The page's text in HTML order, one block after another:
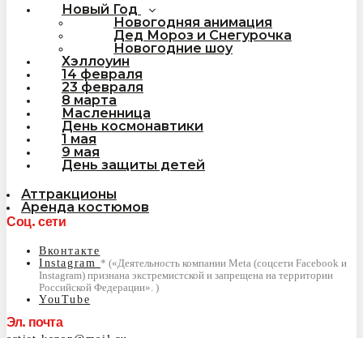
Новый Год
Новогодняя анимация
Дед Мороз и Снегурочка
Новогодние шоу
Хэллоуин
14 февраля
23 февраля
8 марта
Масленница
День космонавтики
1 мая
9 мая
День защиты детей
Аттракционы
Аренда костюмов
Соц. сети
Вконтакте
Instagram
YouTube
Эл. почта